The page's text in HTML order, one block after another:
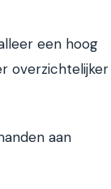
een hoog
overzichtelijker
aan